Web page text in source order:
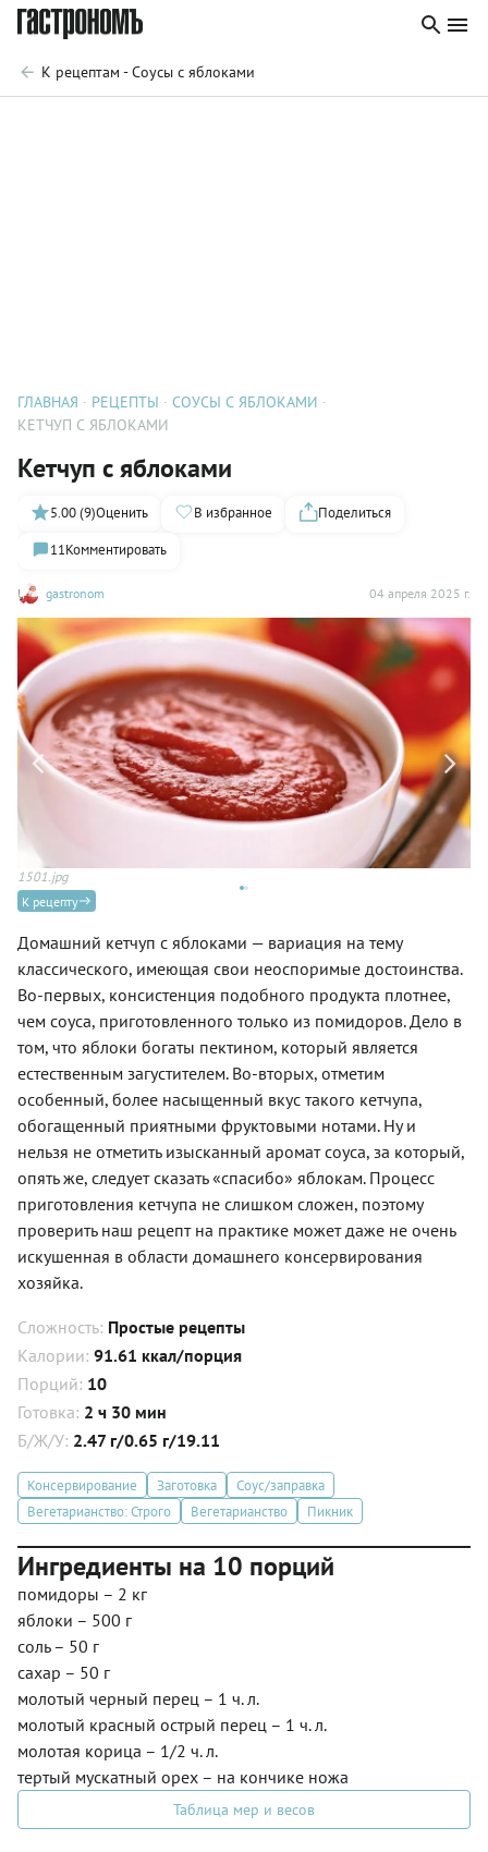
К рецептам - Соусы с яблоками
ГЛАВНАЯ РЕЦЕПТЫ
СОУСЫ С ЯБЛОКАМИ
КЕТЧУП С ЯБЛОКАМИ
Кетчуп с яблоками
gastronom 04 апреля 2025 г.
5.00 (9)Оценить В избранное
Поделиться
11Комментировать
1501.jpg
К рецепту
Домашний кетчуп с яблоками — вариация на тему
классического, имеющая свои неоспоримые достоинства.
Во-первых, консистенция подобного продукта плотнее,
чем соуса, приготовленного только из помидоров. Дело в
том, что яблоки богаты пектином, который является
естественным загустителем. Во-вторых, отметим
особенный, более насыщенный вкус такого кетчупа,
обогащенный приятными фруктовыми нотами. Ну и
нельзя не отметить изысканный аромат соуса, за который,
опять же, следует сказать «спасибо» яблокам. Процесс
приготовления кетчупа не слишком сложен, поэтому
проверить наш рецепт на практике может даже не очень
искушенная в области домашнего консервирования
хозяйка.
Сложность: Простые рецепты
Калории: 91.61 ккал/порция
Порций: 10
Готовка: 2 ч 30 мин
Б/Ж/У: 2.47 г/0.65 г/19.11
Консервирование Заготовка
Соус/заправка
Вегетарианство: Строго
Вегетарианство Пикник
Ингредиенты на 10 порций
помидоры – 2 кг
яблоки – 500 г
соль – 50 г
сахар – 50 г
молотый черный перец – 1 ч. л.
молотый красный острый перец – 1 ч. л.
молотая корица – 1/2 ч. л.
тертый мускатный орех – на кончике ножа
Таблица мер и весов